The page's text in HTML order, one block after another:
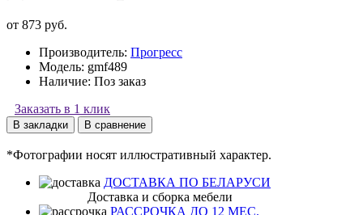
от 873 руб.
Производитель: Прогресс
Модель: gmf489
Наличие: Поз заказ
Заказать в 1 клик
В закладки В сравнение
*Фотографии носят иллюстративный характер.
ДОСТАВКА ПО БЕЛАРУСИ
Доставка и сборка мебели
РАССРОЧКА ДО 12 МЕС.